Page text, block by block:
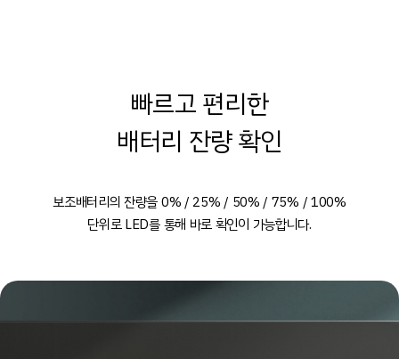
빠르고 편리한
배터리 잔량 확인
보조배터리의 잔량을 0% / 25% / 50% / 75% / 100%
단위로LED를 통해 바로 확인이 가능합니다.